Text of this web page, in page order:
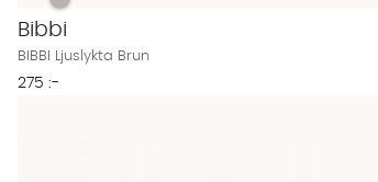
BIBBI Ljuslykta Brun Finns även i dessa färger:
BIBBI Ljuslykta Brun
Bibbi
BIBBI Ljuslykta Brun
275 :-